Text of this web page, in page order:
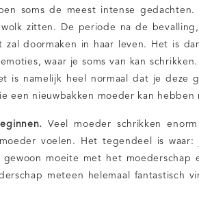
soms de meest intense
zitten. De periode na de
doormaken in haar leven. Het is
waar je soms van kan
is namelijk heel normaal dat je deze
een nieuwbakken moeder kan hebben
Veel moeder schrikken
voelen. Het tegendeel is
moeite met het moederschap
meteen helemaal fantastisch